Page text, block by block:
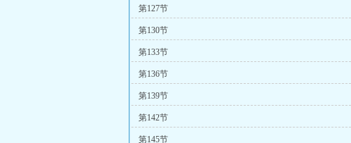
第127节
第130节
第133节
第136节
第139节
第142节
第145节